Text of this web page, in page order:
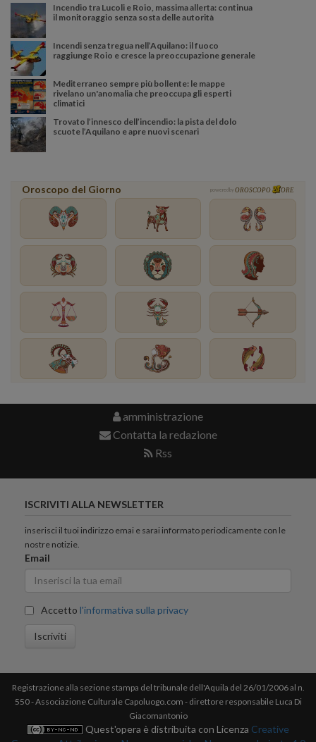
Incendio tra Lucoli e Roio, massima allerta: continua
il monitoraggio senza sosta delle autorità
Incendi senza tregua nell’Aquilano: il fuoco
raggiunge Roio e cresce la preoccupazione generale
Mediterraneo sempre più bollente: le mappe
rivelano un'anomalia che preoccupa gli esperti
climatici
Trovato l’innesco dell’incendio: la pista del dolo
scuote l’Aquilano e apre nuovi scenari
Oroscopo del Giorno powered by OROSCOPO ORE
amministrazione
Contatta la redazione
Rss
ISCRIVITI ALLA NEWSLETTER
inserisci il tuoi indirizzo emai e sarai informato periodicamente con le
nostre notizie.
Email
Accetto l'informativa sulla privacy
Iscriviti
Registrazione alla sezione stampa del tribunale dell'Aquila del 26/01/2006 al n.
550 - Associazione Culturale Capoluogo.com - direttore responsabile Luca Di
Giacomantonio
Quest'opera è distribuita con Licenza Creative